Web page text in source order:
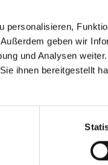
personalisieren,
geben wir
und Analysen
ihnen bereitgestellt